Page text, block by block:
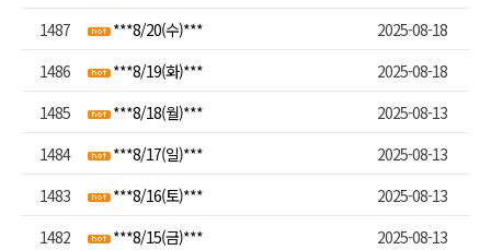
1487
***8/20(수)***
2025-08-18
1486
***8/19(화)***
2025-08-18
1485
***8/18(월)***
2025-08-13
1484
***8/17(일)***
2025-08-13
1483
***8/16(토)***
2025-08-13
1482
***8/15(금)*** 2025-08-13